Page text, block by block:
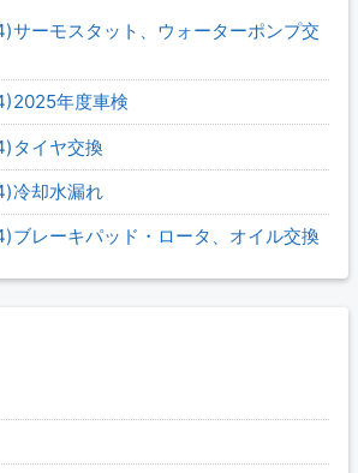
ーモスタット、ウォーターポンプ交
年度車検
タイヤ交換
冷却水漏れ
レーキパッド・ロータ、オイル交換